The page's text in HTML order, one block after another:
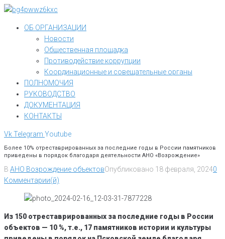
Перейти
контентуОБ ОРГАНИЗАЦИИ
Новости
Общественная площадка
Противодействие коррупции
Координационные и совещательные органы
ПОЛНОМОЧИЯ
РУКОВОДСТВО
ДОКУМЕНТАЦИЯ
КОНТАКТЫ
VkTelegram Youtube
Более 10% отреставрированных за последние годы в России памятников
приведены в порядок благодаря деятельности АНО «Возрождение»
В АНО Возрождение объектовОпубликовано 18 февраля, 20240
Комментарии(й)
Из 150 отреставрированных за последние годы в России
объектов — 10 %, т.е., 17 памятников истории и культуры